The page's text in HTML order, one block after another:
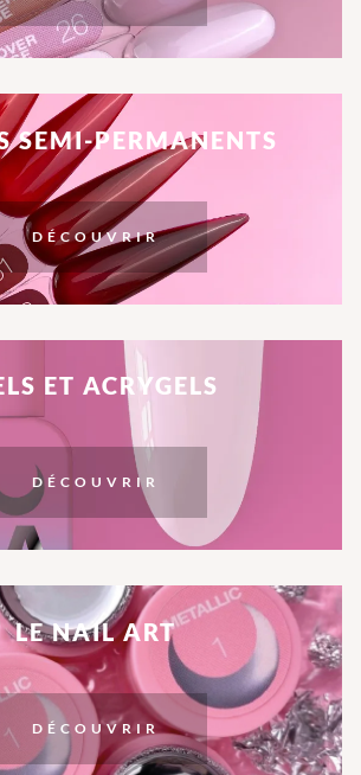
SEMI-PERMANENTS
DÉCOUVRIR
ET ACRYGELS
DÉCOUVRIR
LE NAIL ART
DÉCOUVRIR